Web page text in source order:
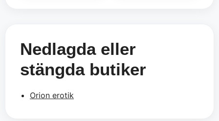
Nedlagda eller
stängda butiker
Orion erotik